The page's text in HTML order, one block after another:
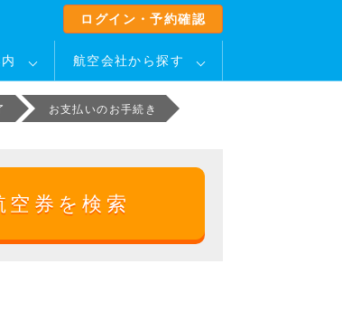
ログイン・予約確認
航空会社から探す
お支払いのお手続き
空券を検索